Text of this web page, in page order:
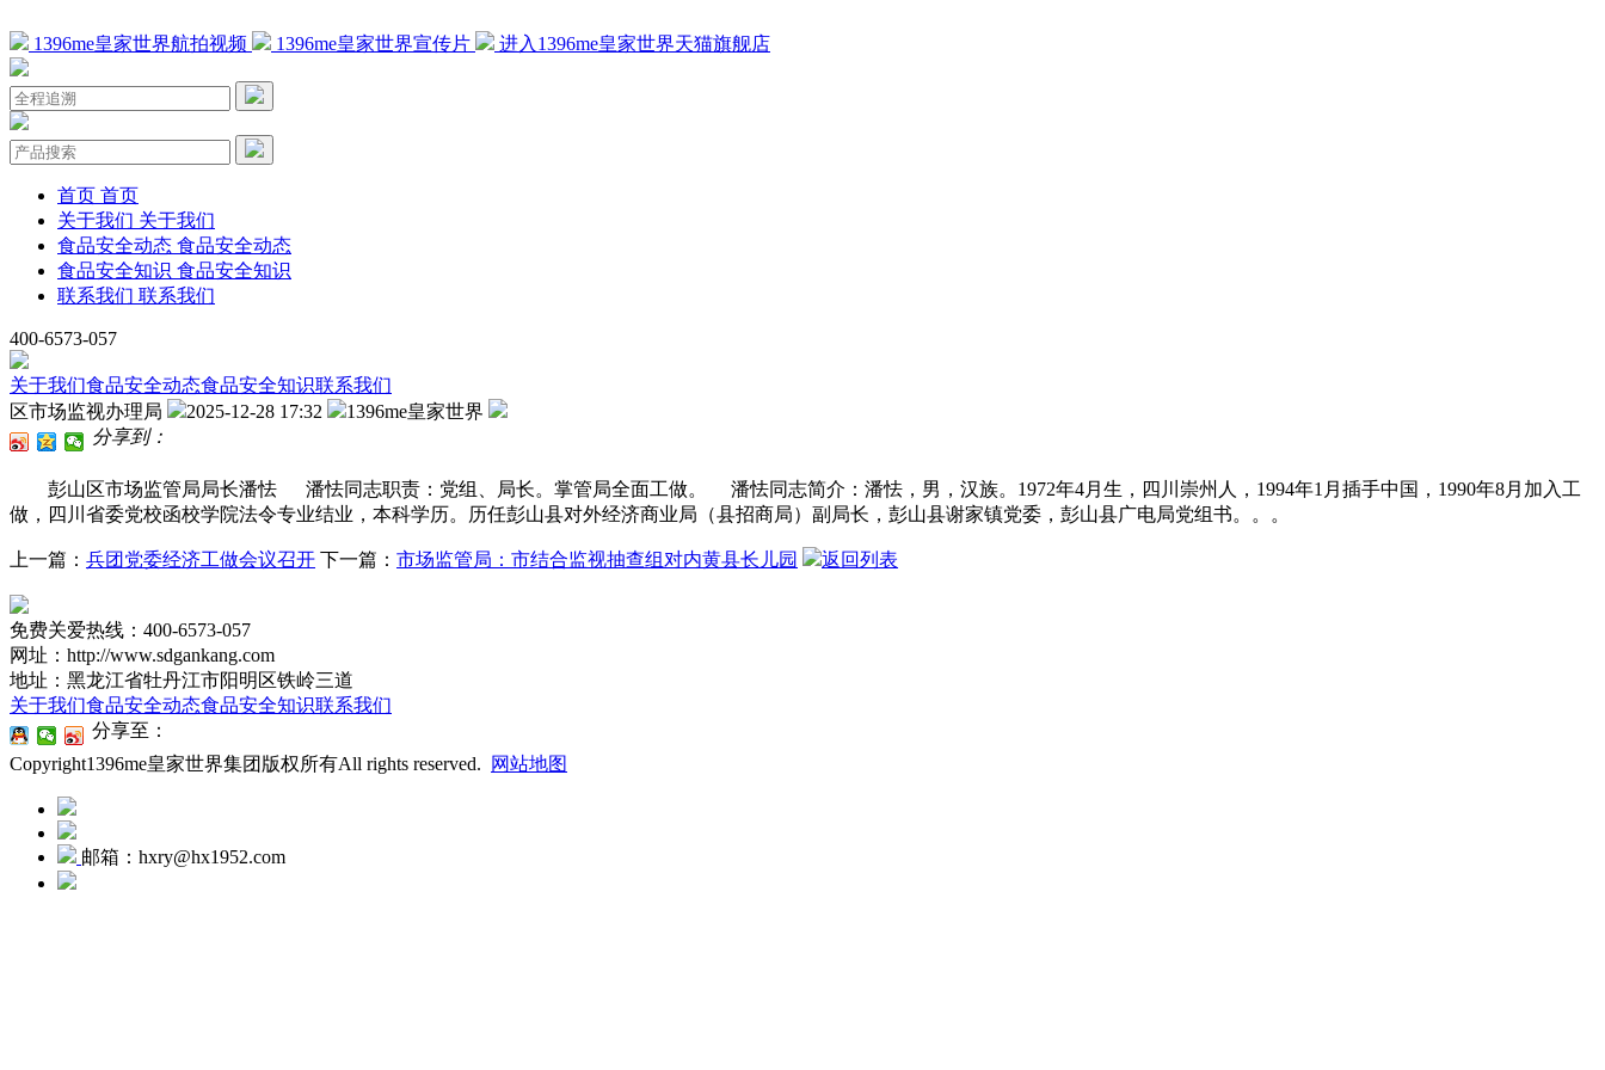
1396me皇家世界航拍视频 1396me皇家世界宣传片 进入1396me皇家世界天猫旗舰店
首页 首页
关于我们 关于我们
食品安全动态 食品安全动态
食品安全知识 食品安全知识
联系我们 联系我们
400-6573-057
关于我们食品安全动态食品安全知识联系我们
区市场监视办理局
2025-12-28 17:32
1396me皇家世界
分享到：
彭山区市场监管局局长潘怯 潘怯同志职责：党组、局长。掌管局全面工做。 潘怯同志简介：潘怯，男，汉族。1972年4月生，四川崇州人，1994年1月插手中国，1990年8月加入工
做，四川省委党校函校学院法令专业结业，本科学历。历任彭山县对外经济商业局（县招商局）副局长，彭山县谢家镇党委，彭山县广电局党组书。。。
上一篇： 兵团党委经济工做会议召开 下一篇： 市场监管局：市结合监视抽查组对内黄县长儿园 返回列表
免费关爱热线：400-6573-057
网址：http://www.sdgankang.com
地址：黑龙江省牡丹江市阳明区铁岭三道
关于我们食品安全动态食品安全知识联系我们
分享至：
Copyright1396me皇家世界集团版权所有All rights reserved.
网站地图
邮箱：hxry@hx1952.com